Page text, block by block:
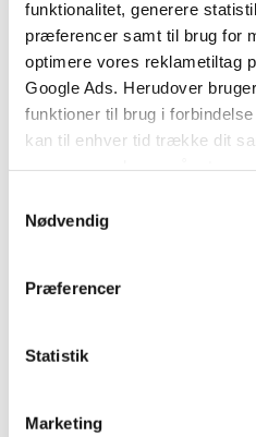
funktionalitet, generere
præferencer samt til brug for
optimere vores reklametiltag
Google Ads. Herudover
funktioner til brug i
kan til enhver tid trække dit
tilbagetrækker et samtykke.
Nødvendig
Præferencer
Statistik
Marketing
Hardcover
Min egen Totte-bog
Gunilla Wolde